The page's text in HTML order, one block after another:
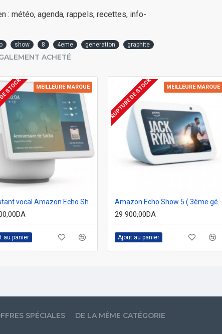
: météo, agenda, rappels, recettes, info-
show 8 4eme generation graphite
ACHETÉ
MEILLEURE MARQUE
au panier
MEILLEURE MARQUE
RUPTURE DE STOCK
29 900,00DA
Ajout au panier
SPÉCIALES DE LA MÊME CATÉGORIE